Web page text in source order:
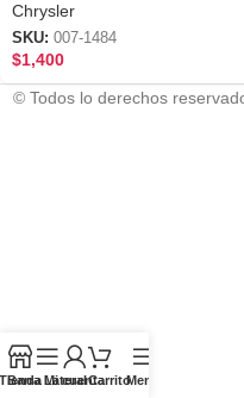
Chrysler
SKU: 007-1484
$1,400
© Todos lo derechos
Barra Lateral
Mi cuentaCarritoMenú